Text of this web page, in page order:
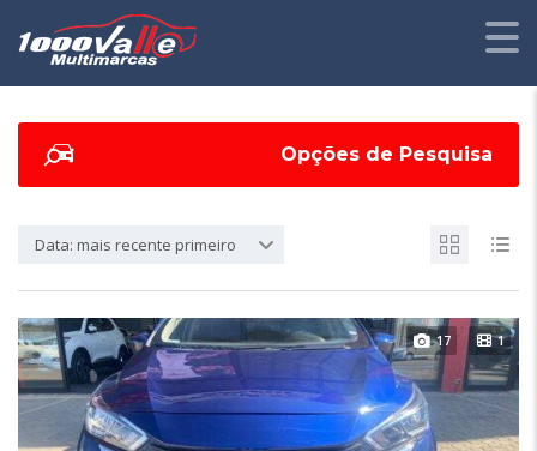
Opções de Pesquisa
Data: mais recente primeiro
17 1